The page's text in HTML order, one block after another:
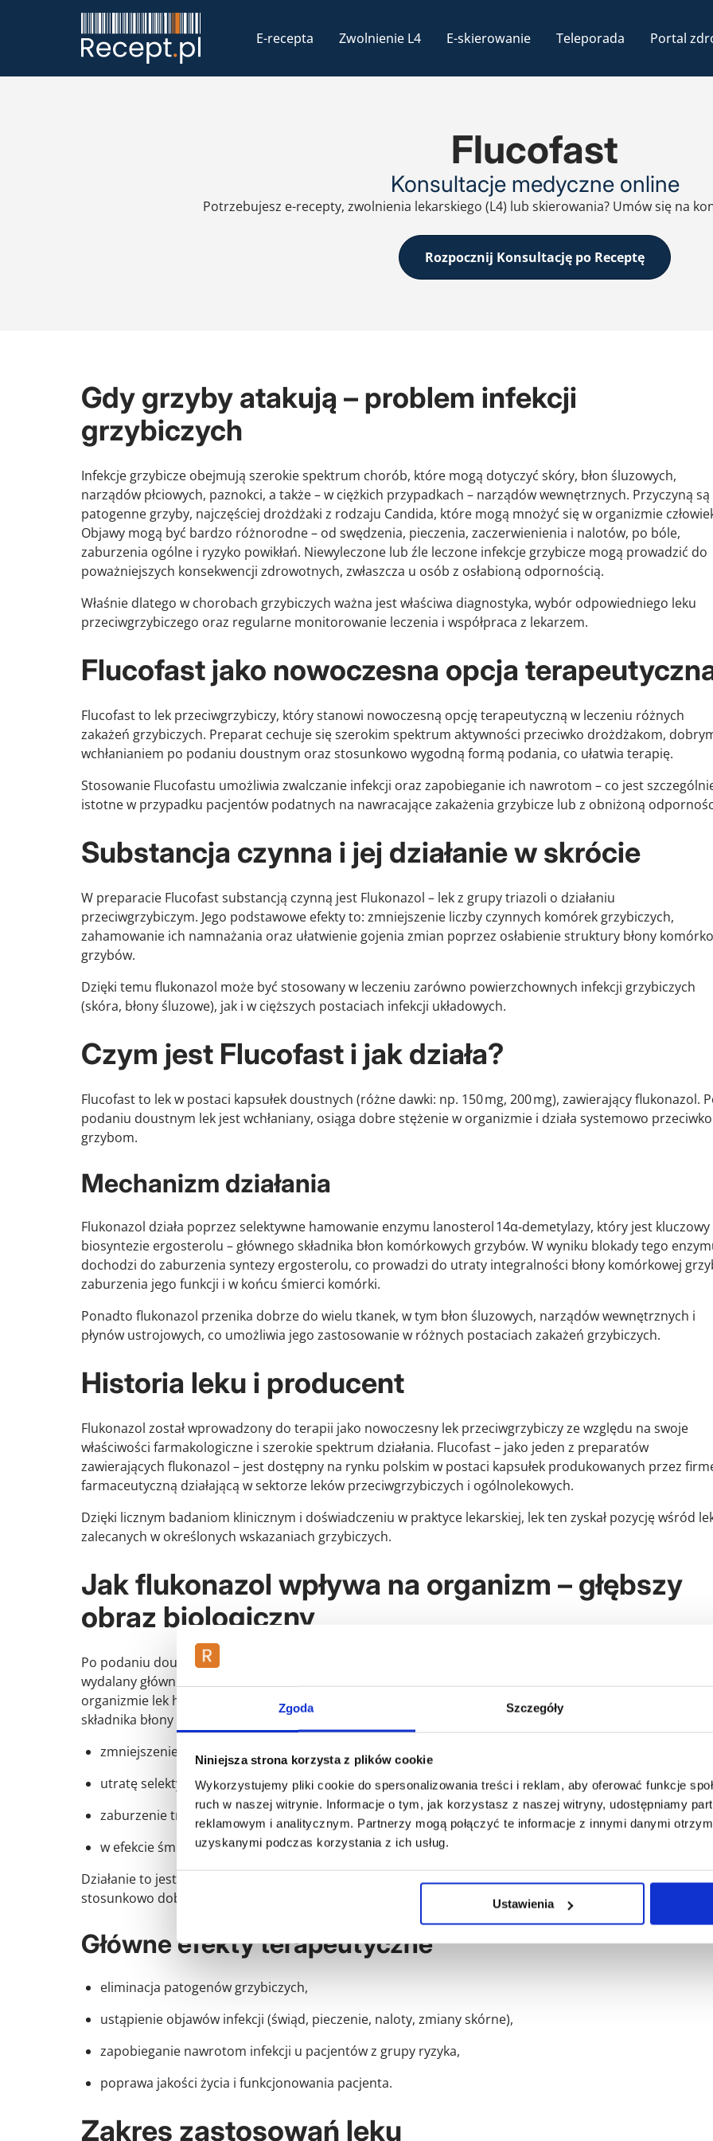
Zgoda Szczegóły
Niniejsza strona korzysta z plików cookie
Wykorzystujemy pliki cookie do spersonalizowania treści i reklam, aby oferować funkcje
ruch w naszej witrynie. Informacje o tym, jak korzystasz z naszej witryny, udostępniamy
reklamowym i analitycznym. Partnerzy mogą połączyć te informacje z innymi danymi
uzyskanymi podczas korzystania z ich usług.
Ustawienia
E-recepta Zwolnienie L4 E-skierowanie Teleporada Portal
Flucofast
Konsultacje medyczne online
Potrzebujesz e-recepty, zwolnienia lekarskiego (L4) lub skierowania? Umów się na
Rozpocznij Konsultację po Receptę
Gdy grzyby atakują – problem infekcji
grzybiczych
Infekcje grzybicze obejmują szerokie spektrum chorób, które mogą dotyczyć skóry, błon śluzowych,
narządów płciowych, paznokci, a także – w ciężkich przypadkach – narządów wewnętrznych. Przyczyną są
patogenne grzyby, najczęściej drożdżaki z rodzaju Candida, które mogą mnożyć się w organizmie
Objawy mogą być bardzo różnorodne – od swędzenia, pieczenia, zaczerwienienia i nalotów, po bóle,
zaburzenia ogólne i ryzyko powikłań. Niewyleczone lub źle leczone infekcje grzybicze mogą prowadzić do
poważniejszych konsekwencji zdrowotnych, zwłaszcza u osób z osłabioną odpornością.
Właśnie dlatego w chorobach grzybiczych ważna jest właściwa diagnostyka, wybór odpowiedniego leku
przeciwgrzybiczego oraz regularne monitorowanie leczenia i współpraca z lekarzem.
Flucofast jako nowoczesna opcja
Flucofast to lek przeciwgrzybiczy, który stanowi nowoczesną opcję terapeutyczną w leczeniu różnych
zakażeń grzybiczych. Preparat cechuje się szerokim spektrum aktywności przeciwko drożdżakom,
wchłanianiem po podaniu doustnym oraz stosunkowo wygodną formą podania, co ułatwia terapię.
Stosowanie Flucofastu umożliwia zwalczanie infekcji oraz zapobieganie ich nawrotom – co jest
istotne w przypadku pacjentów podatnych na nawracające zakażenia grzybicze lub z obniżoną
Substancja czynna i jej działanie w skrócie
W preparacie Flucofast substancją czynną jest Flukonazol – lek z grupy triazoli o działaniu
przeciwgrzybiczym. Jego podstawowe efekty to: zmniejszenie liczby czynnych komórek grzybiczych,
zahamowanie ich namnażania oraz ułatwienie gojenia zmian poprzez osłabienie struktury błony
grzybów.
Dzięki temu flukonazol może być stosowany w leczeniu zarówno powierzchownych infekcji grzybiczych
(skóra, błony śluzowe), jak i w cięższych postaciach infekcji układowych.
Czym jest Flucofast i jak działa?
Flucofast to lek w postaci kapsułek doustnych (różne dawki: np. 150 mg, 200 mg), zawierający flukonazol.
podaniu doustnym lek jest wchłaniany, osiąga dobre stężenie w organizmie i działa systemowo przeciwko
grzybom.
Mechanizm działania
Flukonazol działa poprzez selektywne hamowanie enzymu lanosterol 14α‑demetylazy, który jest kluczowy
biosyntezie ergosterolu – głównego składnika błon komórkowych grzybów. W wyniku blokady tego
dochodzi do zaburzenia syntezy ergosterolu, co prowadzi do utraty integralności błony komórkowej
zaburzenia jego funkcji i w końcu śmierci komórki.
Ponadto flukonazol przenika dobrze do wielu tkanek, w tym błon śluzowych, narządów wewnętrznych i
płynów ustrojowych, co umożliwia jego zastosowanie w różnych postaciach zakażeń grzybiczych.
Historia leku i producent
Flukonazol został wprowadzony do terapii jako nowoczesny lek przeciwgrzybiczy ze względu na swoje
właściwości farmakologiczne i szerokie spektrum działania. Flucofast – jako jeden z preparatów
zawierających flukonazol – jest dostępny na rynku polskim w postaci kapsułek produkowanych przez
farmaceutyczną działającą w sektorze leków przeciwgrzybiczych i ogólnolekowych.
Dzięki licznym badaniom klinicznym i doświadczeniu w praktyce lekarskiej, lek ten zyskał pozycję wśród
zalecanych w określonych wskazaniach grzybiczych.
Jak flukonazol wpływa na organizm – głębszy
obraz biologiczny
Po podaniu doustnym flukonazol jest dobrze wchłaniany, stosunkowo długo utrzymuje się we krwi oraz
wydalany głównie drogą nerkową w niezmienionej formie. Dzięki temu może działać systemowo. W
organizmie lek hamuje aktywność enzymu P450 grzybów, co prowadzi do zahamowania syntezy
składnika błony komórkowej grzyba. Brak ergosterolu powoduje:
zmniejszenie płynności błony komórkowej grzyba,
utratę selektywności i integralności błony,
zaburzenie transportu jonów i składników odżywczych,
w efekcie śmierć komórki grzyba lub zahamowanie jego namnażania.
Działanie to jest selektywne – dotyczy przede wszystkim grzybów, a nie komórek ludzkich, co warunkuje
stosunkowo dobry profil bezpieczeństwa.
Główne efekty terapeutyczne
eliminacja patogenów grzybiczych,
ustąpienie objawów infekcji (świąd, pieczenie, naloty, zmiany skórne),
zapobieganie nawrotom infekcji u pacjentów z grupy ryzyka,
poprawa jakości życia i funkcjonowania pacjenta.
Zakres zastosowań leku